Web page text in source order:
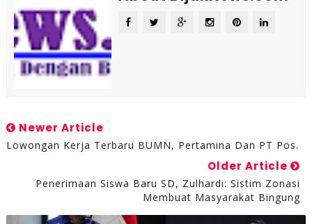
Newer Article
Lowongan Kerja Terbaru BUMN, Pertamina Dan PT Pos.
Older Article
Penerimaan Siswa Baru SD, Zulhardi: Sistim Zonasi
Membuat Masyarakat Bingung